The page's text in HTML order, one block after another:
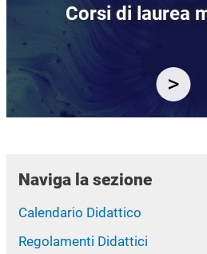
Corsi di laurea
Naviga la sezione
Calendario Didattico
Regolamenti Didattici